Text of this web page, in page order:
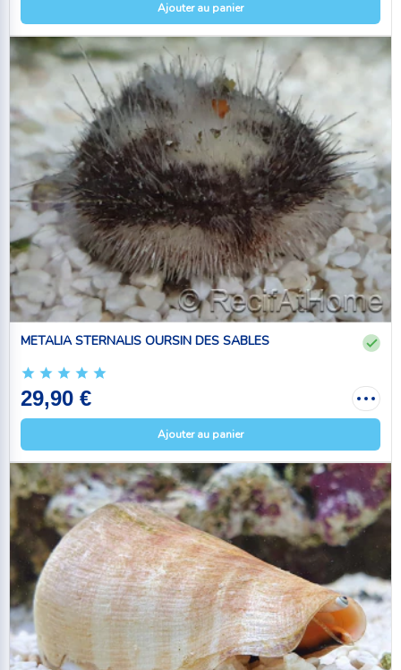
Ajouter au panier
METALIA STERNALIS OURSIN DES SABLES
29,90 €
Ajouter au panier